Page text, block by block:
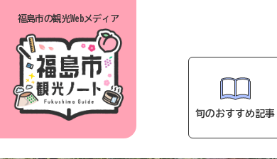
福島市の観光Webメディア
旬のおすすめ記事